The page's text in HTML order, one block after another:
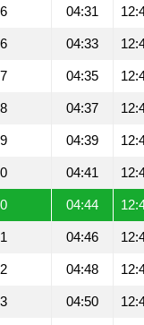
04:31
04:33
04:35
04:37
04:39
04:41
04:44
04:46
04:48
04:50